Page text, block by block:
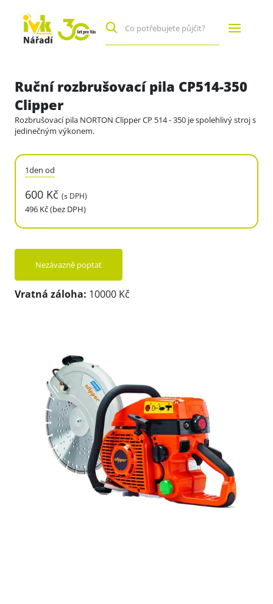
Ruční rozbrušovací pila CP514-350
Clipper
Rozbrušovací pila NORTON Clipper CP 514 - 350 je spolehlivý stroj s
jedinečným výkonem.
1den od
600 Kč(s DPH)
496 Kč (bez DPH)
Nezávazně poptat
Vratná záloha: 10000 Kč